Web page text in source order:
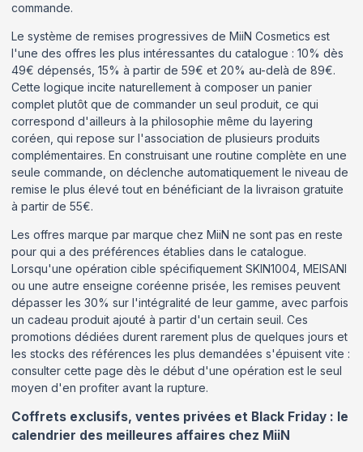
commande.
Le système de remises progressives de MiiN Cosmetics est
l'une des offres les plus intéressantes du catalogue : 10% dès
49€ dépensés, 15% à partir de 59€ et 20% au-delà de 89€.
Cette logique incite naturellement à composer un panier
complet plutôt que de commander un seul produit, ce qui
correspond d'ailleurs à la philosophie même du layering
coréen, qui repose sur l'association de plusieurs produits
complémentaires. En construisant une routine complète en une
seule commande, on déclenche automatiquement le niveau de
remise le plus élevé tout en bénéficiant de la livraison gratuite
à partir de 55€.
Les offres marque par marque chez MiiN ne sont pas en reste
pour qui a des préférences établies dans le catalogue.
Lorsqu'une opération cible spécifiquement SKIN1004, MEISANI
ou une autre enseigne coréenne prisée, les remises peuvent
dépasser les 30% sur l'intégralité de leur gamme, avec parfois
un cadeau produit ajouté à partir d'un certain seuil. Ces
promotions dédiées durent rarement plus de quelques jours et
les stocks des références les plus demandées s'épuisent vite :
consulter cette page dès le début d'une opération est le seul
moyen d'en profiter avant la rupture.
Coffrets exclusifs, ventes privées et Black Friday : le
calendrier des meilleures affaires chez MiiN